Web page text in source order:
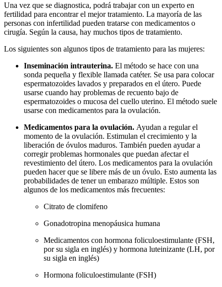
Una vez que se diagnostica, podrá trabajar con un experto en
fertilidad para encontrar el mejor tratamiento. La mayoría de las
personas con infertilidad pueden tratarse con medicamentos o
cirugía. Según la causa, hay muchos tipos de tratamiento.
Los siguientes son algunos tipos de tratamiento para las mujeres:
Inseminación intrauterina. El método se hace con una
sonda pequeña y flexible llamada catéter. Se usa para colocar
espermatozoides lavados y preparados en el útero. Puede
usarse cuando hay problemas de recuento bajo de
espermatozoides o mucosa del cuello uterino. El método suele
usarse con medicamentos para la ovulación.
Medicamentos para la ovulación. Ayudan a regular el
momento de la ovulación. Estimulan el crecimiento y la
liberación de óvulos maduros. También pueden ayudar a
corregir problemas hormonales que puedan afectar el
revestimiento del útero. Los medicamentos para la ovulación
pueden hacer que se libere más de un óvulo. Esto aumenta las
probabilidades de tener un embarazo múltiple. Estos son
algunos de los medicamentos más frecuentes:
Citrato de clomifeno
Gonadotropina menopáusica humana
Medicamentos con hormona foliculoestimulante (FSH,
por su sigla en inglés) y hormona luteinizante (LH, por
su sigla en inglés)
Hormona foliculoestimulante (FSH)